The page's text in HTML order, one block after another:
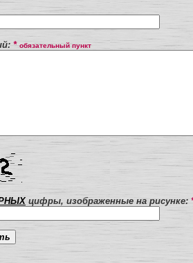
* обязательный пункт
цифры, изображенные на рисунке: